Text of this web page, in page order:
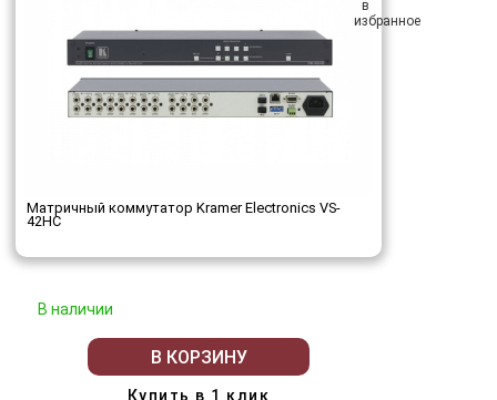
Матричный коммутатор Kramer Electronics VS-
42HC
В наличии
В КОРЗИНУ
Купить в 1 клик